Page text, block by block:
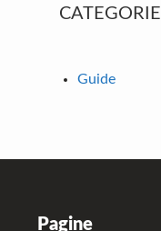
CATEGORIE
Guide
Pagine